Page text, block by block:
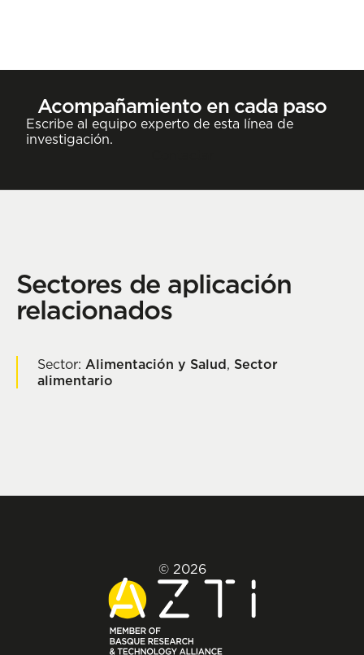
Acompañamiento en cada paso
Escribe al equipo experto de esta línea de
investigación.
Sectores de aplicación
relacionados
Sector: Alimentación y Salud, Sector
alimentario
© 2026